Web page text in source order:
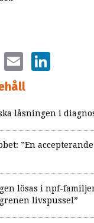
TWITTER EMAIL
låsningen i
”En
lösas i npf-
livspussel”